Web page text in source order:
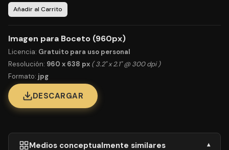
Añadir al Carrito
Imagen para Boceto (960px)
Licencia: Gratuito para uso personal
Resolución: 960 x 638 px ( 3.2" x 2.1" @ 300 dpi )
Formato: jpg
DESCARGAR
Medios conceptualmente similares ▾